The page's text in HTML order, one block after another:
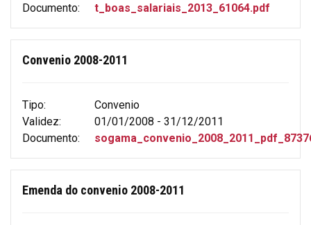
Documento:
t_boas_salariais_2013_61064.pdf
Convenio 2008-2011
Tipo:
Convenio
Validez:
01/01/2008 - 31/12/2011
Documento:
Emenda do convenio 2008-2011